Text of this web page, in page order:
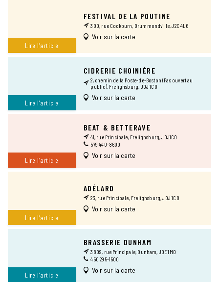
Lire l’article
FESTIVAL DE LA POUTINE
300, rue Cockburn, Drummondville, J2C 4L6
Voir sur la carte
Lire l’article
CIDRERIE CHOINIÈRE
2, chemin de la Poste-de-Boston (Pas ouvert au
public), Frelighsburg, J0J 1C0
Voir sur la carte
Lire l’article
BEAT & BETTERAVE
41, rue Principale, Frelighsburg, J0J1C0
579 440-8600
Voir sur la carte
Lire l’article
ADÉLARD
23, rue Principale, Frelighsburg, J0J 1C0
Voir sur la carte
Lire l’article
BRASSERIE DUNHAM
3809, rue Principale, Dunham, J0E 1M0
450 295-1500
Voir sur la carte